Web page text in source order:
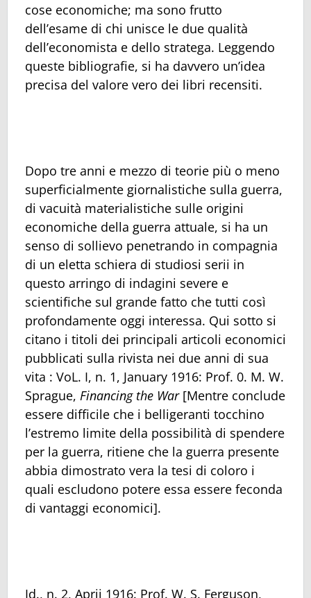
cose economiche; ma sono frutto
dell’esame di chi unisce le due qualità
dell’economista e dello stratega. Leggendo
queste bibliografie, si ha davvero un’idea
precisa del valore vero dei libri recensiti.
Dopo tre anni e mezzo di teorie più o meno
superficialmente giornalistiche sulla guerra,
di vacuità materialistiche sulle origini
economiche della guerra attuale, si ha un
senso di sollievo penetrando in compagnia
di un eletta schiera di studiosi serii in
questo arringo di indagini severe e
scientifiche sul grande fatto che tutti così
profondamente oggi interessa. Qui sotto si
citano i titoli dei principali articoli economici
pubblicati sulla rivista nei due anni di sua
vita : VoL. I, n. 1, January 1916: Prof. 0. M. W.
Sprague, Financing the War [Mentre conclude
essere difficile che i belligeranti tocchino
l’estremo limite della possibilità di spendere
per la guerra, ritiene che la guerra presente
abbia dimostrato vera la tesi di coloro i
quali escludono potere essa essere feconda
di vantaggi economici].
Id., n. 2, Aprii 1916: Prof. W. S. Ferguson,